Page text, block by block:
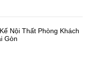
Nội Thất Phòng Khách
Gòn